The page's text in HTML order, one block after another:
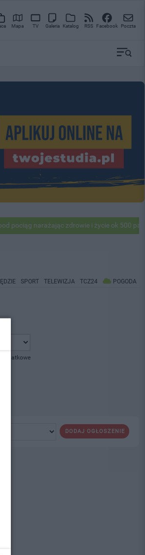
Mapa TV Galeria Katalog RSS Facebook Poczta
narażając zdrowie i życie ok 500
SPORT TELEWIZJA TCZ24 POGODA
dodatkowe
DODAJ OGŁOSZENIE